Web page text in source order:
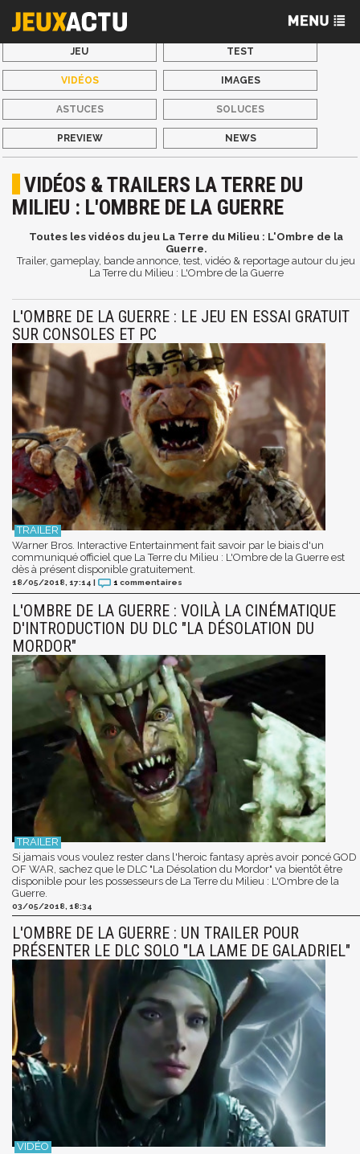
JEU TEST
VIDÉOS IMAGES
ASTUCES SOLUCES
PREVIEW NEWS
VIDÉOS & TRAILERS LA TERRE DU
MILIEU : L'OMBRE DE LA GUERRE
Toutes les vidéos du jeu La Terre du Milieu : L'Ombre de la
Guerre.
Trailer, gameplay, bande annonce, test, vidéo & reportage autour du jeu
La Terre du Milieu : L'Ombre de la Guerre
L'OMBRE DE LA GUERRE : LE JEU EN ESSAI GRATUIT
SUR CONSOLES ET PC
Warner Bros. Interactive Entertainment fait savoir par le biais d'un
communiqué officiel que La Terre du Milieu : L'Ombre de la Guerre est
dès à présent disponible gratuitement.
18/05/2018, 17:14 | 1 commentaires
L'OMBRE DE LA GUERRE : VOILÀ LA CINÉMATIQUE
D'INTRODUCTION DU DLC "LA DÉSOLATION DU
MORDOR"
Si jamais vous voulez rester dans l'heroic fantasy après avoir poncé GOD
OF WAR, sachez que le DLC "La Désolation du Mordor" va bientôt être
disponible pour les possesseurs de La Terre du Milieu : L'Ombre de la
Guerre.
03/05/2018, 18:34
L'OMBRE DE LA GUERRE : UN TRAILER POUR
PRÉSENTER LE DLC SOLO "LA LAME DE GALADRIEL"